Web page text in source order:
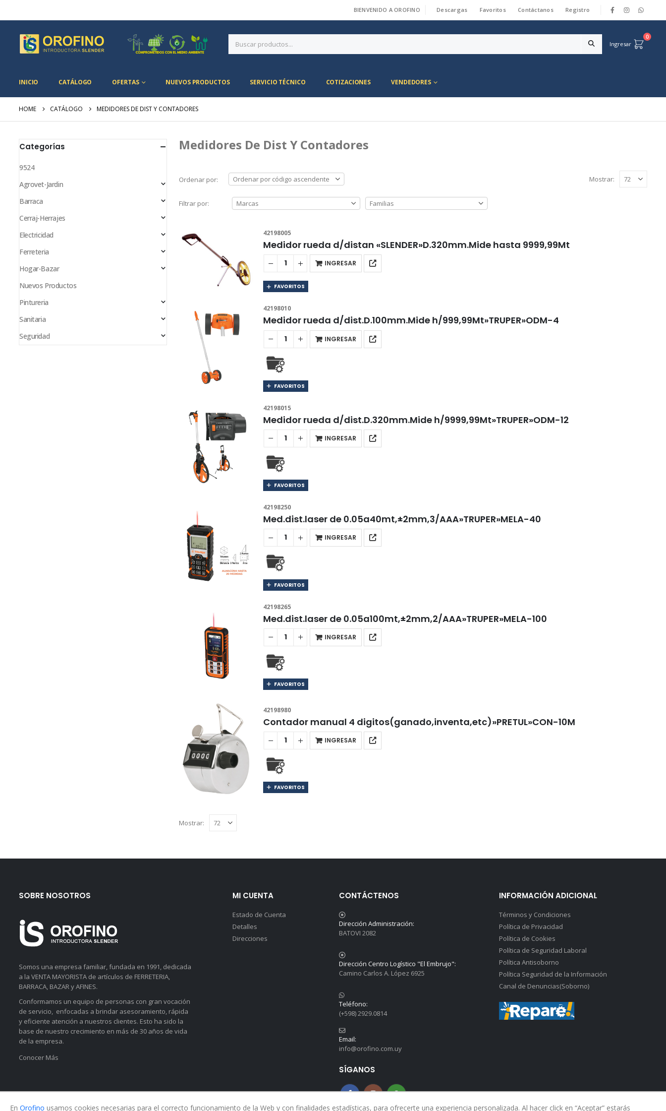
BIENVENIDO A OROFINO Descargas Favoritos Contáctanos Registro
Ingresar
0
INICIO CATÁLOGO OFERTAS NUEVOS PRODUCTOS SERVICIO TÉCNICO COTIZACIONES VENDEDORES
HOME CATÁLOGO MEDIDORES DE DIST Y CONTADORES
Medidores De Dist Y Contadores
Ordenar por: Mostrar:
Filtrar por:
42198005
Medidor rueda d/distan «SLENDER»D.320mm.Mide hasta 9999,99Mt
INGRESAR
FAVORITOS
42198010
Medidor rueda d/dist.D.100mm.Mide h/999,99Mt»TRUPER»ODM-4
INGRESAR
FAVORITOS
42198015
Medidor rueda d/dist.D.320mm.Mide h/9999,99Mt»TRUPER»ODM-12
INGRESAR
FAVORITOS
42198250
Med.dist.laser de 0.05a40mt,±2mm,3/AAA»TRUPER»MELA-40
INGRESAR
FAVORITOS
42198265
Med.dist.laser de 0.05a100mt,±2mm,2/AAA»TRUPER»MELA-100
INGRESAR
FAVORITOS
42198980
Contador manual 4 digitos(ganado,inventa,etc)»PRETUL»CON-10M
INGRESAR
FAVORITOS
Mostrar:
Categorías
9524
Agrovet-Jardin
Barraca
Cerraj-Herrajes
Electricidad
Ferreteria
Hogar-Bazar
Nuevos Productos
Pintureria
Sanitaria
Seguridad
SOBRE NOSOTROS
Somos una empresa familiar, fundada en 1991, dedicada
a la VENTA MAYORISTA de artículos de FERRETERIA,
BARRACA, BAZAR y AFINES.
Conformamos un equipo de personas con gran vocación
de servicio, enfocadas a brindar asesoramiento, rápida
y eficiente atención a nuestros clientes. Esto ha sido la
base de nuestro crecimiento en más de 30 años de vida
de la empresa.
Conocer Más
MI CUENTA
Estado de Cuenta
Detalles
Direcciones
CONTÁCTENOS
Dirección Administración:
BATOVI 2082
Dirección Centro Logístico "El Embrujo":
Camino Carlos A. López 6925
Teléfono:
(+598) 2929.0814
Email:
info@orofino.com.uy
SÍGANOS
INFORMACIÓN ADICIONAL
Términos y Condiciones
Política de Privacidad
Política de Cookies
Política de Seguridad Laboral
Política Antisoborno
Política Seguridad de la Información
Canal de Denuncias(Soborno)
En Orofino usamos cookies necesarias para el correcto funcionamiento de la Web y con finalidades estadísticas, para ofrecerte una experiencia personalizada. Al hacer click en “Aceptar” estarás